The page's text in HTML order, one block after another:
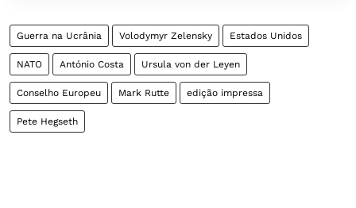
Guerra na Ucrânia Volodymyr Zelensky Estados Unidos
NATO António Costa Ursula von der Leyen
Conselho Europeu Mark Rutte edição impressa
Pete Hegseth